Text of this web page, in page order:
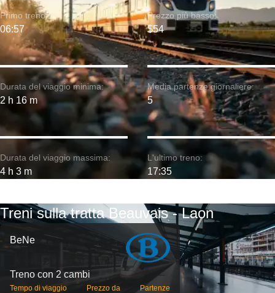
Durata del viaggio minima:
2 h 16 m
Primo treno:
06:57
Durata del viaggio massima:
4 h 3 m
Prezzo più basso:
$54
Media partenze giornaliere:
5
L'ultimo treno:
17:35
Treni sulla tratta Beauvais - Laon
BeNe
Treno con 2 cambi
Tempo di viaggio Prezzo da Partenze